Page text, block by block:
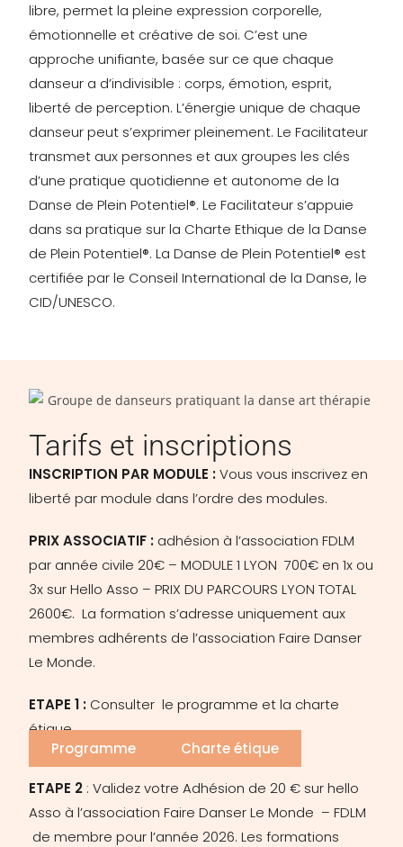
libre, permet la pleine expression corporelle,
émotionnelle et créative de soi. C’est une
approche unifiante, basée sur ce que chaque
danseur a d’indivisible : corps, émotion, esprit,
liberté de perception. L’énergie unique de chaque
danseur peut s’exprimer pleinement. Le Facilitateur
transmet aux personnes et aux groupes les clés
d’une pratique quotidienne et autonome de la
Danse de Plein Potentiel®. Le Facilitateur s’appuie
dans sa pratique sur la Charte Ethique de la Danse
de Plein Potentiel®. La Danse de Plein Potentiel® est
certifiée par le Conseil International de la Danse, le
CID/UNESCO.
Tarifs et inscriptions
INSCRIPTION PAR MODULE :Vous vous inscrivez en
liberté par module dans l’ordre des modules.
PRIX ASSOCIATIF : adhésion à l’association FDLM
par année civile 20€ – MODULE 1 LYON 700€ en 1x ou
3x sur Hello Asso – PRIX DU PARCOURS LYON TOTAL
2600€. La formation s’adresse uniquement aux
membres adhérents de l’association Faire Danser
Le Monde.
ETAPE 1 : Consulter le programme et la charte
étique
Programme
Charte étique
ETAPE 2 : Validez votre Adhésion de 20 € sur hello
Asso à l’association Faire Danser Le Monde – FDLM
de membre pour l’année 2026. Les formations